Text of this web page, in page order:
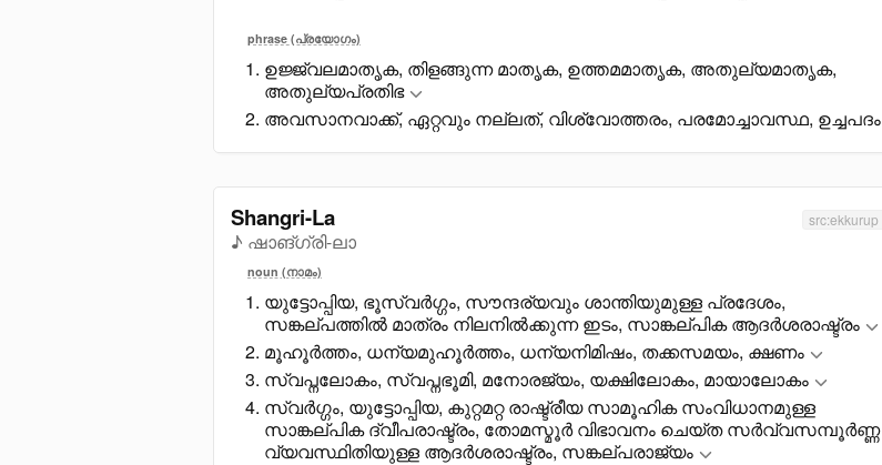
phrase (പ്രയോഗം)
ഉജ്ജ്വലമാതൃക, തിളങ്ങുന്ന മാതൃക, ഉത്തമമാതൃക, അതുല്യമാതൃക,
അതുല്യപ്രതിഭ
അവസാനവാക്ക്, ഏറ്റവും നല്ലത്, വിശ്വോത്തരം, പരമോച്ചാവസ്ഥ, ഉച്ചപദം
Shangri-La
♪ ഷാങ്ഗ്രി-ലാ
src:ekkurup
noun (നാമം)
യുട്ടോപ്പിയ, ഭൂസ്വർഗ്ഗം, സൗന്ദര്യവും ശാന്തിയുമുള്ള പ്രദേശം,
സങ്കല്പത്തിൽ മാത്രം നിലനിൽക്കുന്ന ഇടം, സാങ്കല്പിക ആദർശരാഷ്ട്രം
മൂഹൂർത്തം, ധന്യമുഹൂർത്തം, ധന്യനിമിഷം, തക്കസമയം, ക്ഷണം
സ്വപ്നലോകം, സ്വപ്നഭൂമി, മനോരജ്യം, യക്ഷിലോകം, മായാലോകം
സ്വർഗ്ഗം, യുട്ടോപ്പിയ, കുറ്റമറ്റ രാഷ്ട്രീയ സാമൂഹിക സംവിധാനമുള്ള
സാങ്കല്പിക ദ്വീപരാഷ്ട്രം, തോമസ്മൂർ വിഭാവനം ചെയ്ത സർവ്വസമ്പൂർണ്ണ
വ്യവസ്ഥിതിയുള്ള ആദർശരാഷ്ട്രം, സങ്കല്പരാജ്യം